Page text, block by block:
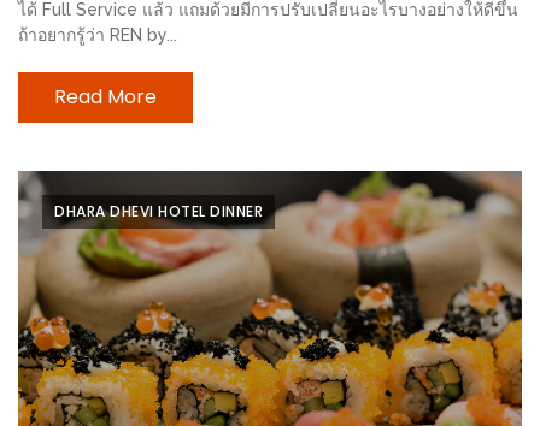
ถนน
เดิน
วัน
ท่าแพ
เชียงใหม่
CART
CHECKOUT
DRAFT
ได้ Full Service แล้ว แถมด้วยมีการปรับเปลี่ยนอะไรบางอย่างให้ดีขึ้น
ถ้าอยากรู้ว่า REN by...
Read More
DHARA DHEVI HOTEL DINNER